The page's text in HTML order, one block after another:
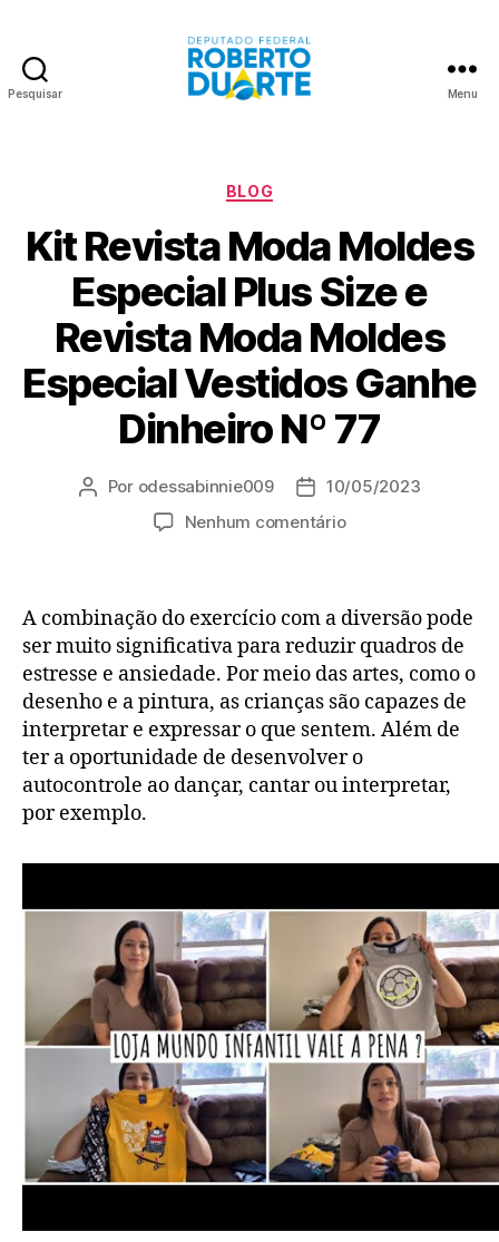
Pesquisar Menu
Categorias
BLOG
Kit Revista Moda Moldes
Especial Plus Size e
Revista Moda Moldes
Especial Vestidos Ganhe
Dinheiro Nº 77
Autor
Por odessabinnie009
Data
de
10/05/2023
Nenhum comentárioem
Moldes
Especial
Plus
Size
Revista
Moda
Moldes
Ganhe
Nº
77
A combinação do exercício com a diversão pode
ser muito significativa para reduzir quadros de
estresse e ansiedade. Por meio das artes, como o
desenho e a pintura, as crianças são capazes de
interpretar e expressar o que sentem. Além de
ter a oportunidade de desenvolver o
autocontrole ao dançar, cantar ou interpretar,
por exemplo.